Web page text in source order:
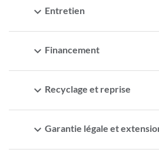
expand_more Entretien
expand_more Financement
expand_more Recyclage et reprise
expand_more Garantie légale et